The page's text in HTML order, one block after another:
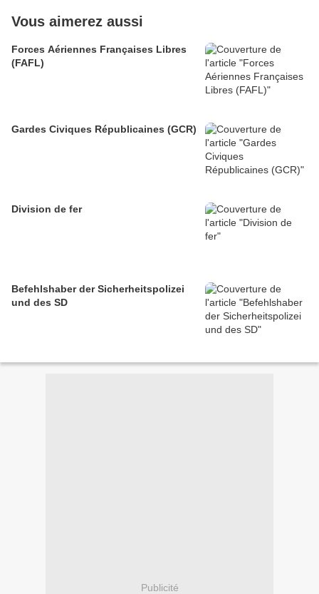
Vous aimerez aussi
Forces Aériennes Françaises Libres
(FAFL)
Gardes Civiques Républicaines (GCR)
Division de fer
Befehlshaber der Sicherheitspolizei
und des SD
Publicité